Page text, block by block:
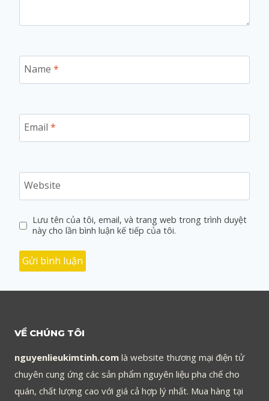
Name *
Email *
Website
Lưu tên của tôi, email, và trang web trong trình duyệt
này cho lần bình luận kế tiếp của tôi.
VỀ CHÚNG TÔI
nguyenlieukimtinh.com là website thương mại điện tử
chuyên cung ứng các sản phẩm nguyên liệu pha chế cho
quán, chất lượng cao với giá cả hợp lý nhất. Mua hàng tại